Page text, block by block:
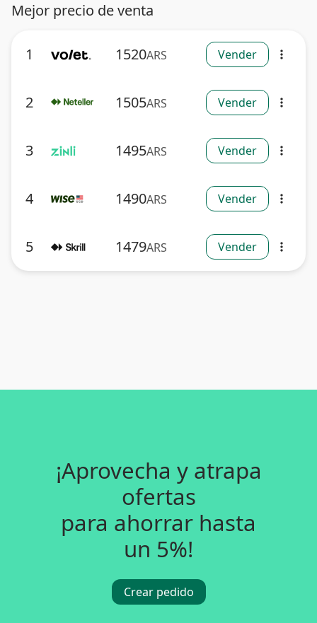
Mejor precio de venta
1 1520ARS Vender more_vert
2 1505ARS Vender more_vert
3 1495ARS Vender more_vert
4 1490ARS Vender more_vert
5 1479ARS Vender more_vert
¡Aprovecha y atrapa
ofertas
para ahorrar hasta
un 5%!
Crear pedido